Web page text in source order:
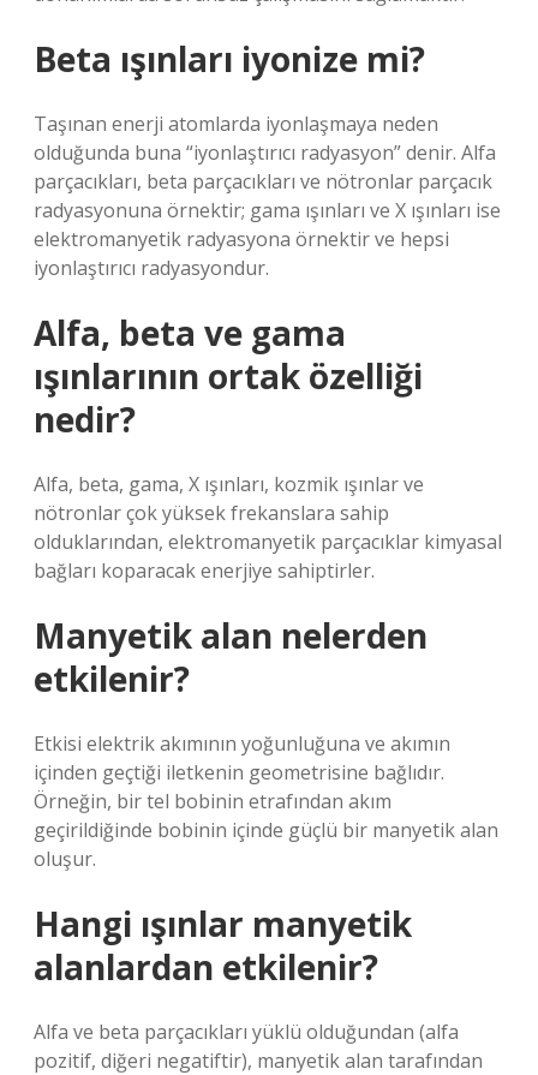
Beta ışınları iyonize mi?
Taşınan enerji atomlarda iyonlaşmaya neden
olduğunda buna “iyonlaştırıcı radyasyon” denir. Alfa
parçacıkları, beta parçacıkları ve nötronlar parçacık
radyasyonuna örnektir; gama ışınları ve X ışınları ise
elektromanyetik radyasyona örnektir ve hepsi
iyonlaştırıcı radyasyondur.
Alfa, beta ve gama
ışınlarının ortak özelliği
nedir?
Alfa, beta, gama, X ışınları, kozmik ışınlar ve
nötronlar çok yüksek frekanslara sahip
olduklarından, elektromanyetik parçacıklar kimyasal
bağları koparacak enerjiye sahiptirler.
Manyetik alan nelerden
etkilenir?
Etkisi elektrik akımının yoğunluğuna ve akımın
içinden geçtiği iletkenin geometrisine bağlıdır.
Örneğin, bir tel bobinin etrafından akım
geçirildiğinde bobinin içinde güçlü bir manyetik alan
oluşur.
Hangi ışınlar manyetik
alanlardan etkilenir?
Alfa ve beta parçacıkları yüklü olduğundan (alfa
pozitif, diğeri negatiftir), manyetik alan tarafından